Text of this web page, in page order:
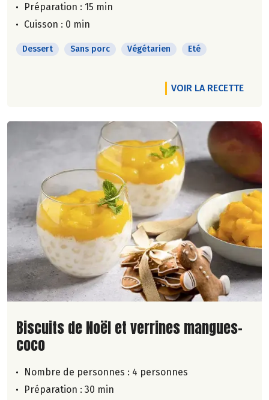
Préparation : 15 min
Cuisson : 0 min
Dessert Sans porc Végétarien Eté
VOIR LA RECETTE
Lire la suite de la recette
Biscuits de Noël et verrines mangues-
coco
Nombre de personnes : 4 personnes
Préparation : 30 min